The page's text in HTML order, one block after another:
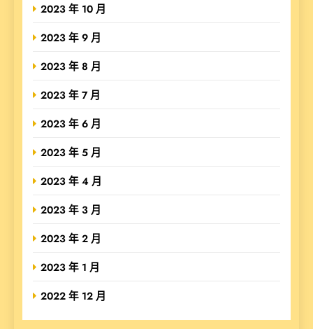
2023 年 10 月
2023 年 9 月
2023 年 8 月
2023 年 7 月
2023 年 6 月
2023 年 5 月
2023 年 4 月
2023 年 3 月
2023 年 2 月
2023 年 1 月
2022 年 12 月